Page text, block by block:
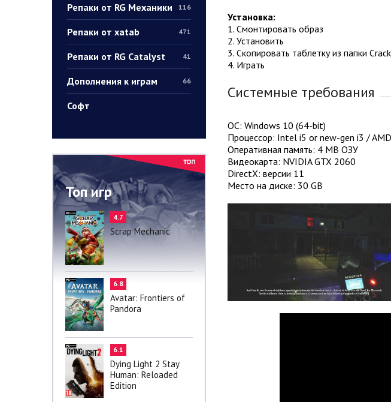
Репаки от RG Механики 116
Репаки от xatab 471
Репаки от RG Catalyst 41
Дополнения к играм 66
Софт
Топ игр
4.7
Scrap Mechanic
6.8
Avatar: Frontiers of
Pandora
6.1
Dying Light 2 Stay
Human: Reloaded
Edition
Установка:
1. Смонтировать образ
2. Установить
3. Скопировать таблетку из папки
4. Играть
Системные требования
ОС: Windows 10 (64-bit)
Процессор: Intel i5 or new-gen i3 /
Оперативная память: 4 MB ОЗУ
Видеокарта: NVIDIA GTX 2060
DirectX: версии 11
Место на диске: 30 GB